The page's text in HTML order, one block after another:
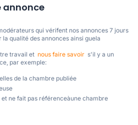
annonce
qui vérifent nos annonces 7 jours
qualité des annonces ainsi guela
travail et nous faire savoir
  s'il y a un
par exemple:
de la chambre publiée
ne fait pas référenceàune chambre